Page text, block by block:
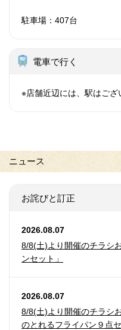
駐車場：407台
電車で行く
※店舗近辺には、駅はござ
ニュース
お詫びと訂正
2026.08.07
8/8(土)より開催のチラシ
ンセット」
2026.08.07
8/8(土)より開催のチラシ
のとれるフライパン９点セ